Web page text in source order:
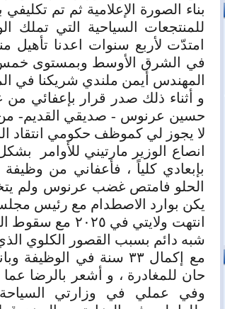
بناء الصورة الإعلامية ثم تم
للمنتجعات السياحية التي تملك
امتدّت لأربع سنوات اعدنا تأهيل
في الشرق الأوسط وبمستوى خمس
المهندس أيمن ملندي شريكنا في
و أثناء ذلك صدر قرار بإعفائي
حسين عرنوس - صديقي القديم- من
لا يجوز لي كموظف حكومي
انصاع الوزير مارتيني للأوامر
بإبعادي كلياً ، فأعفاني من
الحلو فامتص غضب عرنوس ولم
يكن بوارد الاصطدام مع رئيس
انتهت ولايتي
شبه دائم بسبب القصور الكلوي
مع إكمال ٣٣ سنة في
حان للمغادرة ، و أشعر بالرضا
وفي عملي في وزارتي السياحة